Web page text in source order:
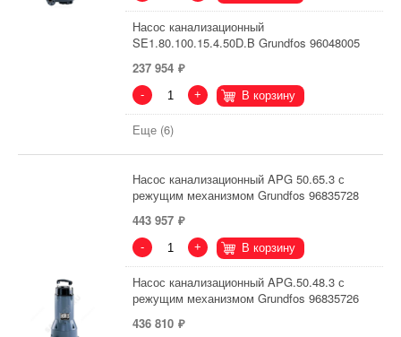
Насос канализационный
SE1.80.100.15.4.50D.B Grundfos 96048005
237 954
- + В корзину
Еще (6)
Насос канализационный APG 50.65.3 с
режущим механизмом Grundfos 96835728
443 957
- + В корзину
Насос канализационный APG.50.48.3 с
режущим механизмом Grundfos 96835726
436 810